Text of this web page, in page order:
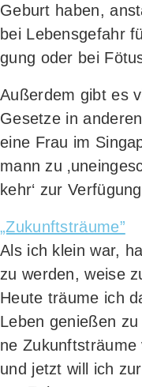
Geburt haben,
bei Lebens­ge­fahr
gung oder bei
Außer­dem gibt es
Geset­ze in
eine Frau im
mann zu
kehr‘ zur
„Zukunfts­träu­me”
Als ich klein war,
zu wer­den, wei­se
Heu­te träu­me ich
Leben genie­ßen
ne
und jetzt will ich